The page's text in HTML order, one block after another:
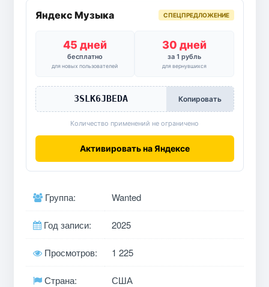
Яндекс Музыка СПЕЦПРЕДЛОЖЕНИЕ
45 дней
бесплатно
для новых пользователей
30 дней
за 1 рубль
для вернувшихся
3SLK6JBEDA Копировать
Количество применений не ограничено
Активировать на Яндексе
Группа: Wanted
Год записи: 2025
Просмотров: 1 225
Страна: США